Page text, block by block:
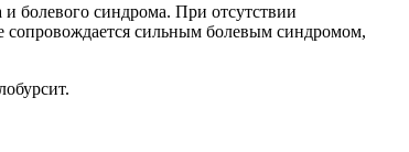
болевого синдрома. При отсутствии
сопровождается сильным болевым синдромом,